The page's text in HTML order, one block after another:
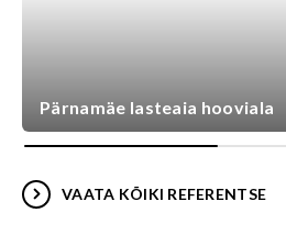
Pärnamäe lasteaia hooviala
VAATA KÕIKI REFERENTSE